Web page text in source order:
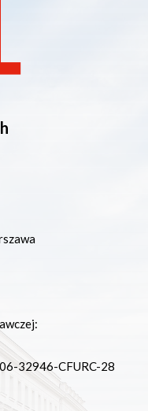
32946-CFURC-28